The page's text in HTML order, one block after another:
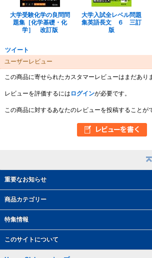
重要なお知らせ
商品カテゴリー
特集情報
このサイトについて
大学受験化学の良問問
題集［化学基礎・化
学］ 改訂版
大学入試全レベル問題
集英語長文 ６ 三訂
版
ツイート
ユーザーレビュー
この商品に寄せられたカスタマーレビューはまだあり
レビューを評価するには ログインが必要です。
この商品に対するあなたのレビューを投稿することが